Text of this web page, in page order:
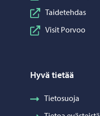
Taidetehdas
Visit Porvoo
Hyvä tietää
Tietosuoja